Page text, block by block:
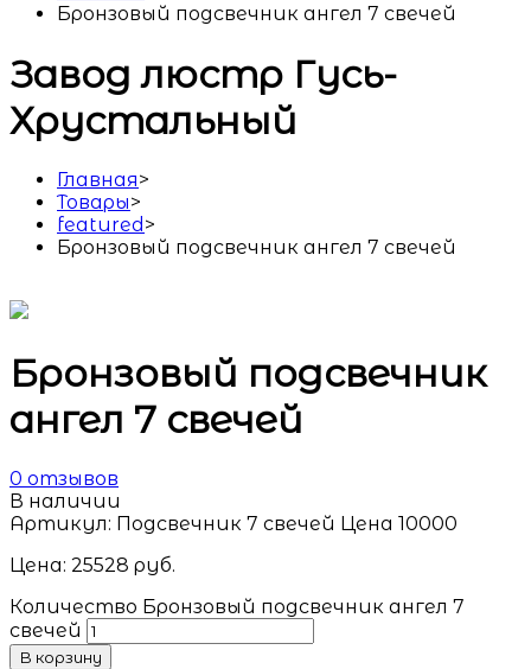
Бронзовый подсвечник ангел 7 свечей
Завод люстр Гусь-
Хрустальный
Главная>
Товары>
featured >
Бронзовый подсвечник ангел 7 свечей
Бронзовый подсвечник
ангел 7 свечей
0 отзывов
В наличии
Артикул: Подсвечник 7 свечей Цена 10000
Цена: 25528 руб.
Количество Бронзовый подсвечник ангел 7
свечей
В корзину